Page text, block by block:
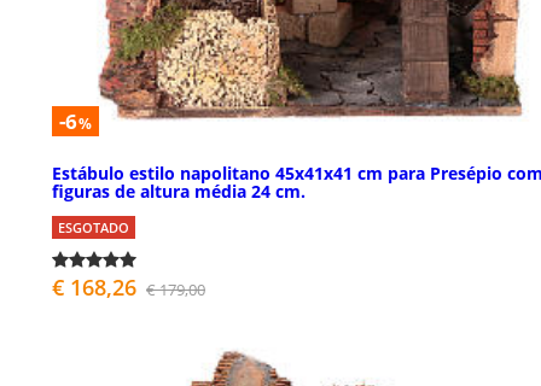
-6%
Estábulo estilo napolitano 45x41x41 cm para Presépio
figuras de altura média 24 cm.
ESGOTADO
€ 168,26 € 179,00